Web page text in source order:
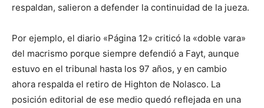
respaldan, salieron a defender la continuidad de la jueza.
Por ejemplo, el diario «Página 12» criticó la «doble vara»
del macrismo porque siempre defendió a Fayt, aunque
estuvo en el tribunal hasta los 97 años, y en cambio
ahora respalda el retiro de Highton de Nolasco. La
posición editorial de ese medio quedó reflejada en una